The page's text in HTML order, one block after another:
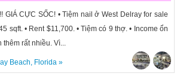
GIÁ CỰC SỐC! • Tiệm nail ở West Delray for sale
sqft. • Rent $11,700. • Tiệm có 9 thợ. • Income ổn
thêm rất nhiều. Vì...
Beach, Florida»